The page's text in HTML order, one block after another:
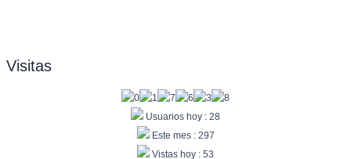
Visitas
Usuarios hoy : 28
Este mes : 297
Vistas hoy : 53